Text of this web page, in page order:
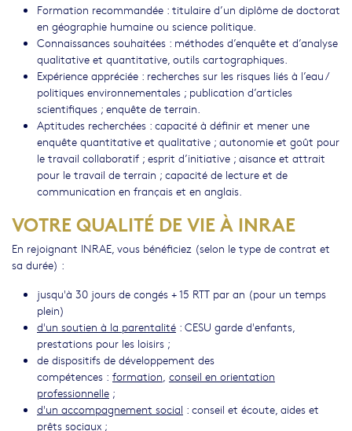
Formation recommandée : titulaire d’un diplôme de doctorat
en géographie humaine ou science politique.
Connaissances souhaitées : méthodes d’enquête et d’analyse
qualitative et quantitative, outils cartographiques.
Expérience appréciée : recherches sur les risques liés à l’eau /
politiques environnementales ; publication d’articles
scientifiques ; enquête de terrain.
Aptitudes recherchées : capacité à définir et mener une
enquête quantitative et qualitative ; autonomie et goût pour
le travail collaboratif ; esprit d’initiative ; aisance et attrait
pour le travail de terrain ; capacité de lecture et de
communication en français et en anglais.
VOTRE QUALITÉ DE VIE À INRAE
En rejoignant INRAE, vous bénéficiez (selon le type de contrat et
sa durée) :
jusqu'à 30 jours de congés + 15 RTT par an (pour un temps
plein)
d'un soutien à la parentalité : CESU garde d'enfants,
prestations pour les loisirs ;
de dispositifs de développement des
compétences : formation conseil en orientation
professionnelle ;
d'un accompagnement social : conseil et écoute, aides et
prêts sociaux ;